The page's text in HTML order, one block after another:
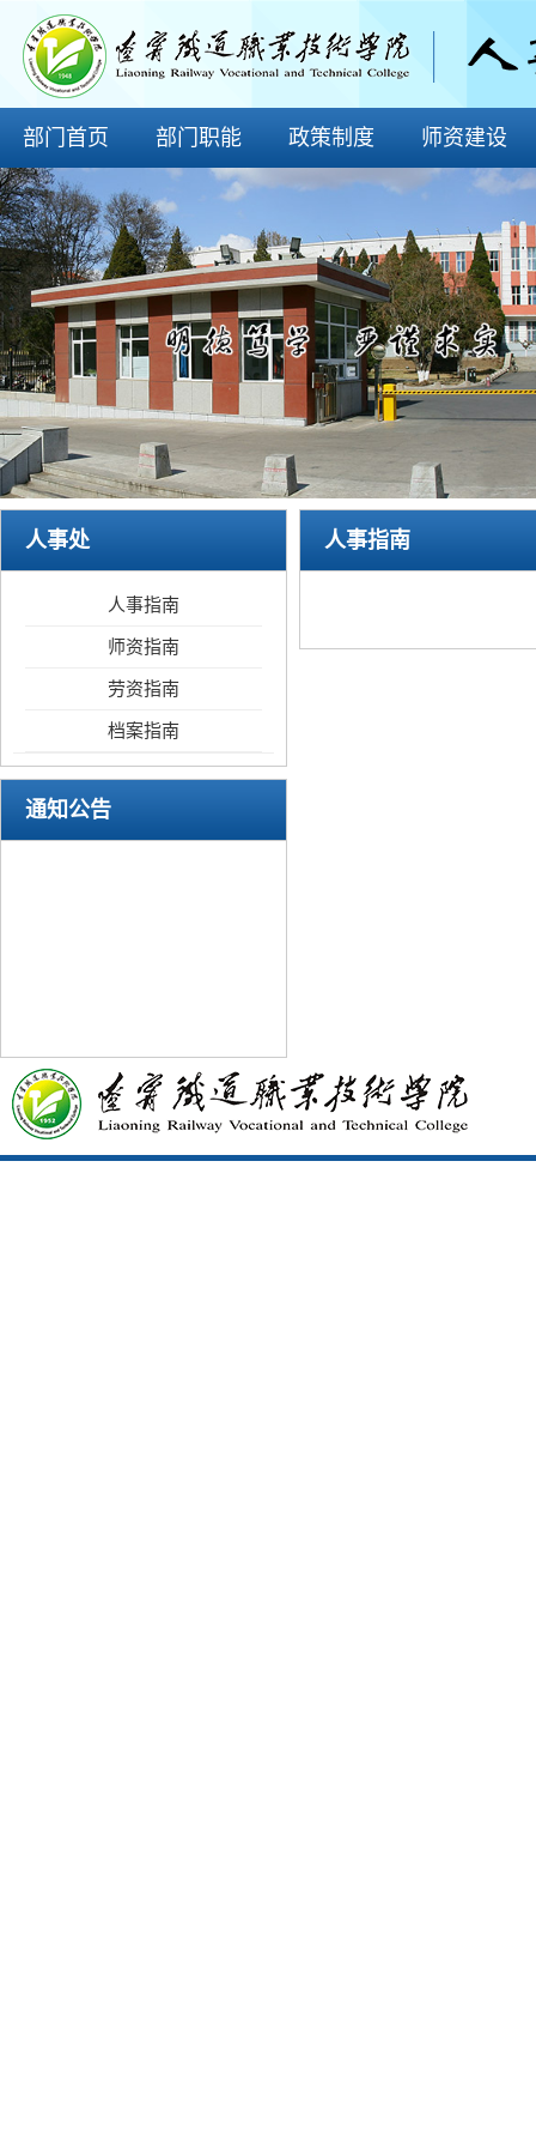
部门首页 部门职能 政策制度 师资建设
人事处
人事指南
师资指南
劳资指南
档案指南
通知公告
人事指南